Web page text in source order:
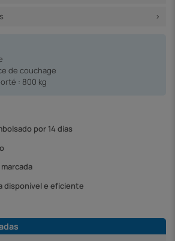
de couchage
: 800 kg
por 14 dias
disponível e eficiente